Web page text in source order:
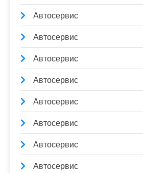
Автосервис
Автосервис
Автосервис
Автосервис
Автосервис
Автосервис
Автосервис
Автосервис